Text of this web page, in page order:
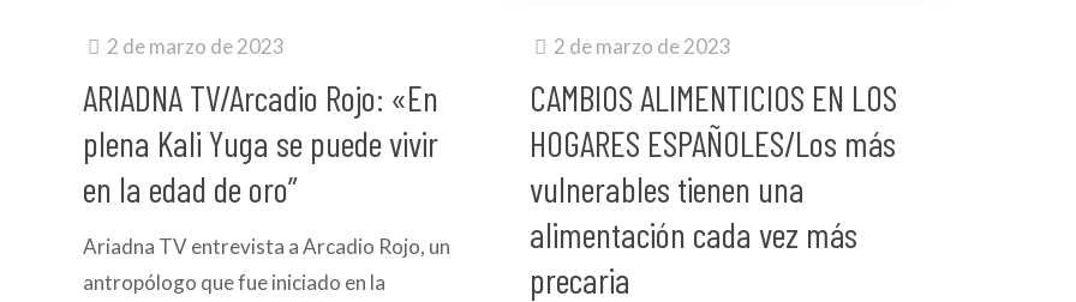
2 de marzo de 2023
ARIADNA TV/Arcadio Rojo: «En
plena Kali Yuga se puede vivir
en la edad de oro”
Ariadna TV entrevista a Arcadio Rojo, un
antropólogo que fue iniciado en la
2 de marzo de 2023
CAMBIOS ALIMENTICIOS EN LOS
HOGARES ESPAÑOLES/Los más
vulnerables tienen una
alimentación cada vez más
precaria